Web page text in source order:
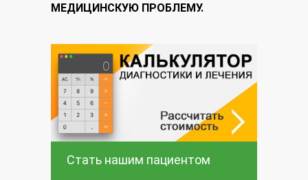
МЕДИЦИНСКУЮ ПРОБЛЕМУ.
Стать нашим пациентом